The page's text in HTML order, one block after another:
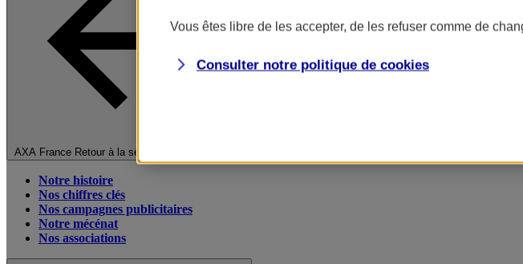
AXA France Retour à la section précédente
Notre histoire
Nos chiffres clés
Nos campagnes publicitaires
Notre mécénat
Nos associations
Vous êtes libre de les accepter, de les refuser comme de
Consulter notre politique de cookies